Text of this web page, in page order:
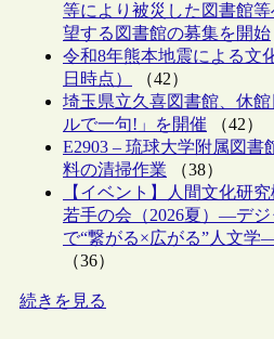
等により被災した図書館
望する図書館の募集を開始
令和8年熊本地震による文
日時点）
（42）
埼玉県立久喜図書館、休
ルで一句!」を開催 （42）
E2903 – 琉球大学附属図
料の清掃作業 （38）
【イベント】人間文化研
若手の会（2026夏）―デ
で“繋がる×広がる”人文学
（36）
続きを見る